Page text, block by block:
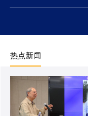
热点新闻